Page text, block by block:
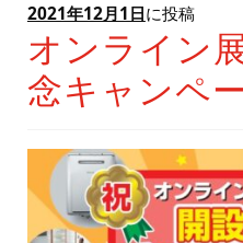
ッ
プ
お知らせ
お問い合わせ
2021年12月1日に投稿
オンライン
念キャンペ